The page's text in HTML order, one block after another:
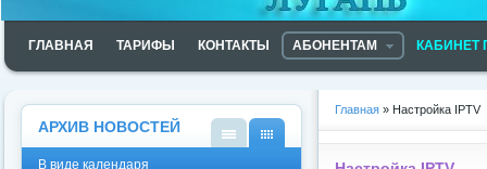
ГЛАВНАЯ ТАРИФЫ КОНТАКТЫ АБОНЕНТАМ КАБИНЕТ
Главная » Настройка IPTV
АРХИВ НОВОСТЕЙ
В виде календаря